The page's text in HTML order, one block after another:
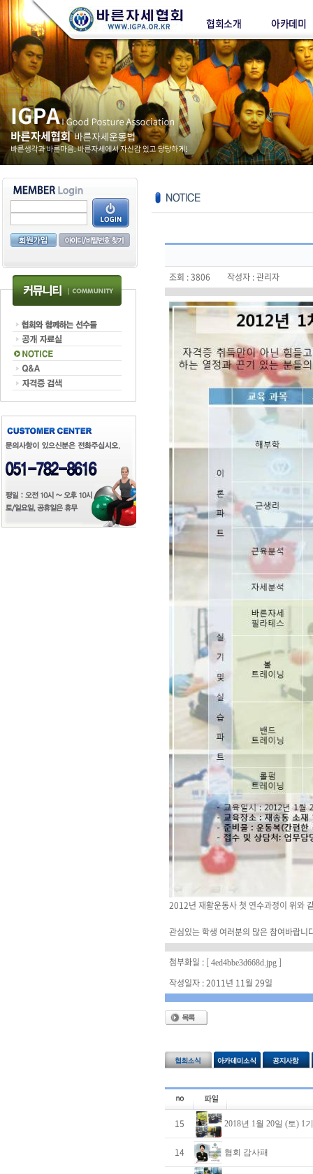
협회소개 아카데미
조회 : 3806 작성자 : 관리자
2012년 재활운동사 첫 연수과정이 위와
관심있는 학생 여러분의 많은 참여바랍니
첨부화일 : [ 4ed4bbe3d668d.jpg ]
작성일자 : 2011년 11월 29일
15 2018년 1월 20일 (토) 1
14 협회 감사패